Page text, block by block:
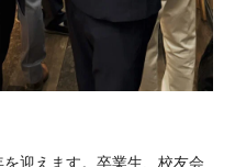
迎えます。卒業生、校友会